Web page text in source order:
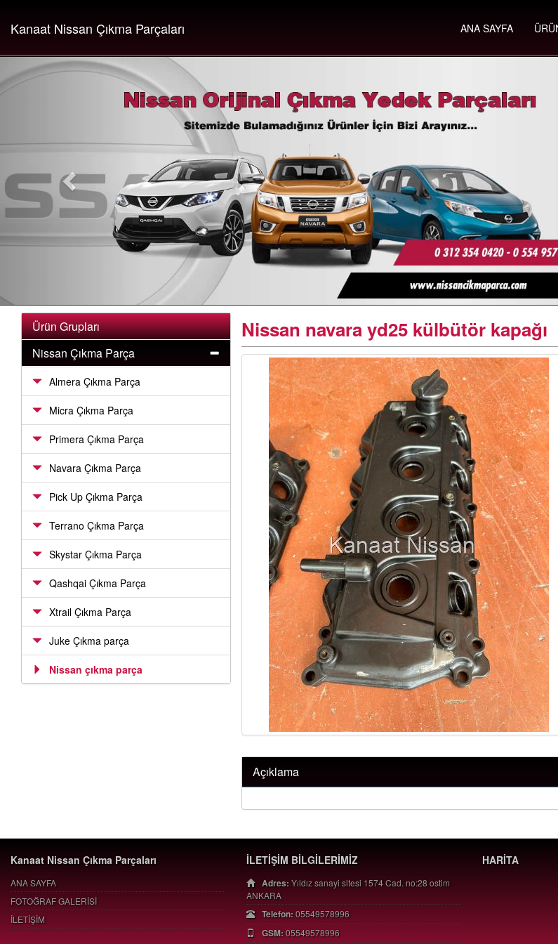
Kanaat Nissan Çıkma Parçaları ANA SAYFA
Ürün Grupları
Nissan Çıkma Parça
Almera Çıkma Parça
Micra Çıkma Parça
Primera Çıkma Parça
Navara Çıkma Parça
Pick Up Çıkma Parça
Terrano Çıkma Parça
Skystar Çıkma Parça
Qashqai Çıkma Parça
Xtrail Çıkma Parça
Juke Çıkma parça
Nissan çıkma parça
Nissan navara yd25 külbütör kapağı
Açıklama
Kanaat Nissan Çıkma Parçaları
ANA SAYFA
FOTOĞRAF GALERİSİ
İLETİŞİM
İLETİŞİM BİLGİLERİMİZ
Adres: Yıldız sanayi sitesi 1574 Cad. no:28 ostim
ANKARA
Telefon:05549578996
GSM:05549578996
HARİTA